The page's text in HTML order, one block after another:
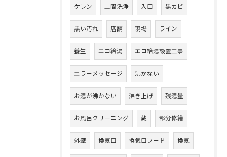
ケレン 土間洗浄 入口 黒カビ
黒い汚れ 店舗 現場 ライン
養生 エコ給湯 エコ給湯設置工事
エラーメッセージ 沸かない
お湯が沸かない 沸き上げ 残湯量
お風呂クリーニング 蔵 部分修繕
外壁 換気口 換気口フード 換気